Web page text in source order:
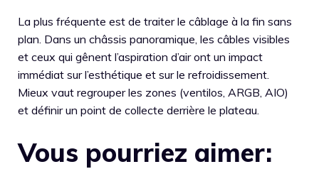
La plus fréquente est de traiter le câblage à la fin sans
plan. Dans un châssis panoramique, les câbles visibles
et ceux qui gênent l’aspiration d’air ont un impact
immédiat sur l’esthétique et sur le refroidissement.
Mieux vaut regrouper les zones (ventilos, ARGB, AIO)
et définir un point de collecte derrière le plateau.
Vous pourriez aimer: